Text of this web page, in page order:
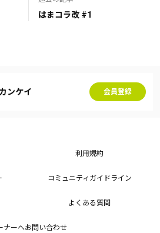
はまコラ改 #1
ンケイ 会員登録
利用規約
コミュニティガイドライン
よくある質問
ナーへお問い合わせ